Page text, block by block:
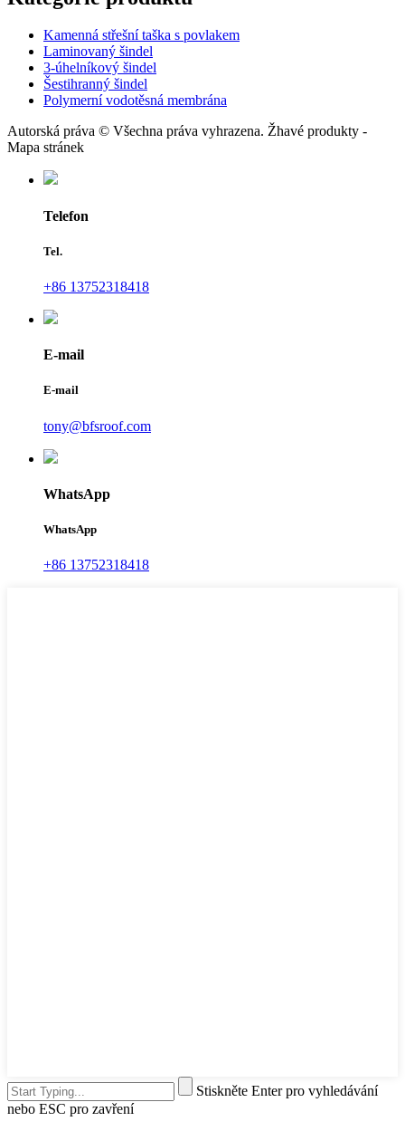
Kamenná střešní taška s povlakem
Laminovaný šindel
3-úhelníkový šindel
Šestihranný šindel
Polymerní vodotěsná membrána
Autorská práva © Všechna práva vyhrazena. Žhavé produkty -
Mapa stránek
Telefon
Tel.
+86 13752318418
E-mail
E-mail
tony@bfsroof.com
WhatsApp
WhatsApp
+86 13752318418
Stiskněte Enter pro vyhledávání
nebo ESC pro zavření